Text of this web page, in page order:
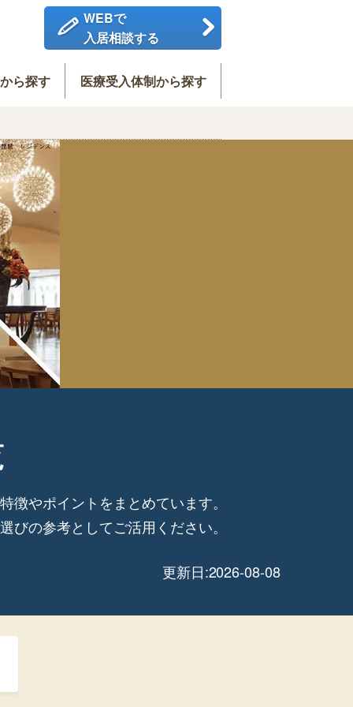
WEBで
入居相談する
ら探す 医療受入体制から探す
やポイントをまとめています。
の参考としてご活用ください。
更新日:2026-08-08